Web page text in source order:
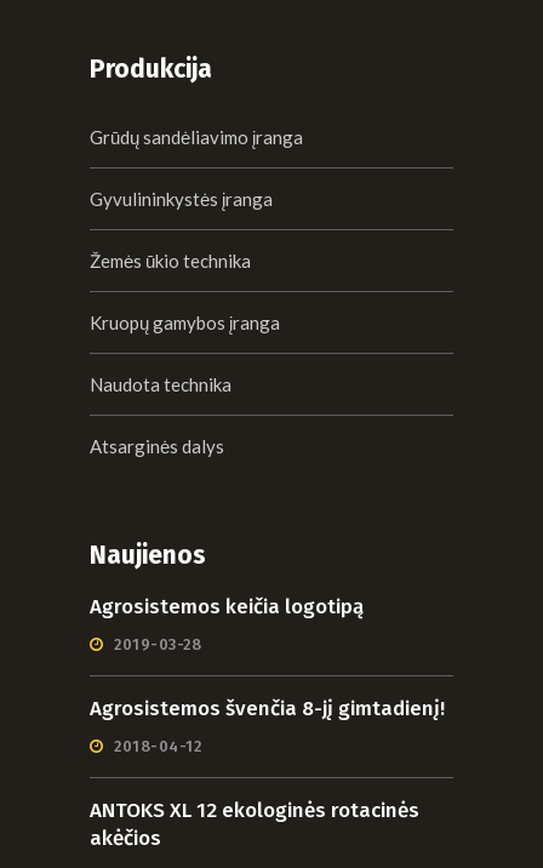
Produkcija
Grūdų sandėliavimo įranga
Gyvulininkystės įranga
Žemės ūkio technika
Kruopų gamybos įranga
Naudota technika
Atsarginės dalys
Naujienos
Agrosistemos keičia logotipą
2019-03-28
Agrosistemos švenčia 8-jį gimtadienį!
2018-04-12
ANTOKS XL 12 ekologinės rotacinės
akėčios